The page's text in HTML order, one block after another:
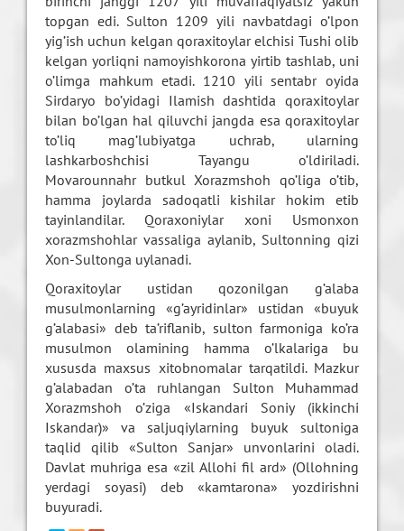
topgan edi. Sulton 1209 yili navbatdagi o’lpon
yig’ish uchun kelgan qoraxitoylar elchisi Tushi olib
kelgan yorliqni namoyishkorona yirtib tashlab, uni
o’limga mahkum etadi. 1210 yili sentabr oyida
Sirdaryo bo’yidagi Ilamish dashtida qoraxitoylar
bilan bo’lgan hal qiluvchi jangda esa qoraxitoylar
to’liq mag’lubiyatga uchrab, ularning
lashkarboshchisi Tayangu o’ldiriladi.
Movarounnahr butkul Xorazmshoh qo’liga o’tib,
hamma joylarda sadoqatli kishilar hokim etib
tayinlandilar. Qoraxoniylar xoni Usmonxon
xorazmshohlar vassaliga aylanib, Sultonning qizi
Xon-Sultonga uylanadi.
Qoraxitoylar ustidan qozonilgan g’alaba
musulmonlarning «g’ayridinlar» ustidan «buyuk
g’alabasi» deb ta’riflanib, sulton farmoniga ko’ra
musulmon olamining hamma o’lkalariga bu
xususda maxsus xitobnomalar tarqatildi. Mazkur
g’alabadan o’ta ruhlangan Sulton Muhammad
Xorazmshoh o’ziga «Iskandari Soniy (ikkinchi
Iskandar)» va saljuqiylarning buyuk sultoniga
taqlid qilib «Sulton Sanjar» unvonlarini oladi.
Davlat muhriga esa «zil Allohi fil ard» (Ollohning
yerdagi soyasi) deb «kamtarona» yozdirishni
buyuradi.